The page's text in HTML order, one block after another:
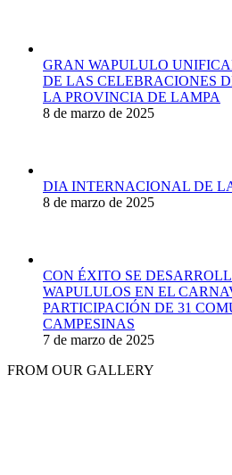
GRAN WAPULULO
DE LAS CELEBRACIONES
LA PROVINCIA DE LAMPA
8 de marzo de 2025
DIA INTERNACIONAL DE
8 de marzo de 2025
CON ÉXITO SE
WAPULULOS EN EL
PARTICIPACIÓN DE 31
CAMPESINAS
7 de marzo de 2025
FROM OUR GALLERY